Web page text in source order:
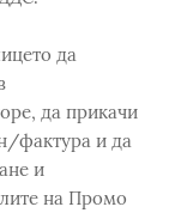
да
да прикачи
фактура и да
и
на Промо